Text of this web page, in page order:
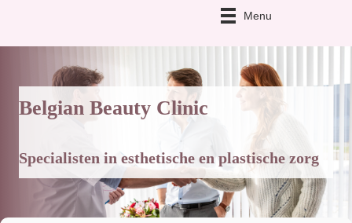
Menu
Belgian Beauty Clinic
Specialisten in esthetische en plastische zorg